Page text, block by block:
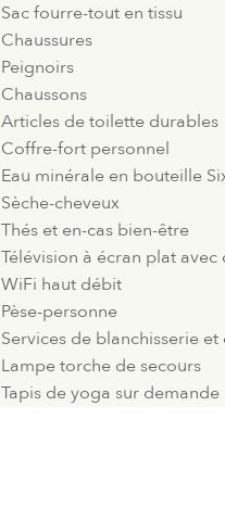
Sac fourre-tout en tissu
Chaussures
Peignoirs
Chaussons
Articles de toilette durables
Coffre-fort personnel
Eau minérale en bouteille
Sèche-cheveux
Thés et en-cas bien-être
Télévision à écran plat avec
WiFi haut débit
Pèse-personne
Services de blanchisserie
Lampe torche de secours
Tapis de yoga sur demande